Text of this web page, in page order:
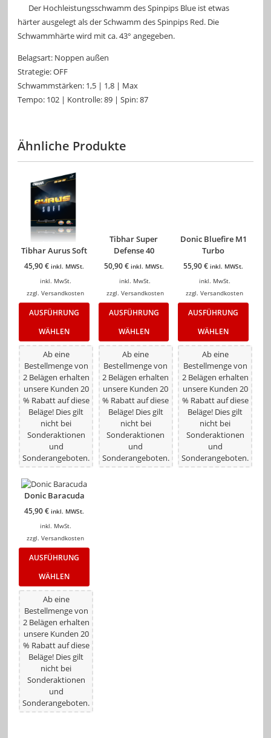
Der Hochleistungsschwamm des Spinpips Blue ist etwas
härter ausgelegt als der Schwamm des Spinpips Red. Die
Schwammhärte wird mit ca. 43° angegeben.
Belagsart: Noppen außen
Strategie: OFF
Schwammstärken: 1,5 | 1,8 | Max
Tempo: 102 | Kontrolle: 89 | Spin: 87
Ähnliche Produkte
Tibhar Aurus Soft
45,90€ inkl. MWSt.
inkl. MwSt.
zzgl.Versandkosten
AUSFÜHRUNG
WÄHLEN
Ab eine
Bestellmenge von
2 Belägen erhalten
unsere Kunden 20
% Rabatt auf diese
Beläge! Dies gilt
nicht bei
Sonderaktionen
und
Sonderangeboten.
Tibhar Super
Defense 40
50,90€ inkl. MWSt.
inkl. MwSt.
zzgl. Versandkosten
AUSFÜHRUNG
WÄHLEN
Ab eine
Bestellmenge von
2 Belägen erhalten
unsere Kunden 20
% Rabatt auf diese
Beläge! Dies gilt
nicht bei
Sonderaktionen
und
Sonderangeboten.
Donic Bluefire M1
Turbo
55,90€ inkl. MWSt.
inkl. MwSt.
zzgl.Versandkosten
AUSFÜHRUNG
WÄHLEN
Ab eine
Bestellmenge von
2 Belägen erhalten
unsere Kunden 20
% Rabatt auf diese
Beläge! Dies gilt
nicht bei
Sonderaktionen
und
Sonderangeboten.
Donic Baracuda
45,90€ inkl. MWSt.
inkl. MwSt.
zzgl.Versandkosten
AUSFÜHRUNG
WÄHLEN
Ab eine
Bestellmenge von
2 Belägen erhalten
unsere Kunden 20
% Rabatt auf diese
Beläge! Dies gilt
nicht bei
Sonderaktionen
und
Sonderangeboten.